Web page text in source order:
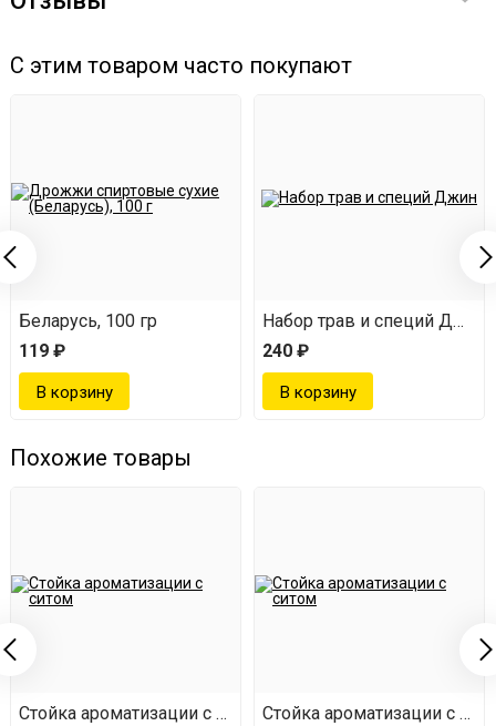
С этим товаром часто покупают
Беларусь, 100 гр
119 ₽
Набор трав и специй Джин
240 ₽
Похожие товары
Стойка ароматизации с ситомСтойка ароматизации с